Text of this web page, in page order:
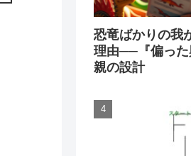
恐竜ばかりの我
理由──『偏った
親の設計